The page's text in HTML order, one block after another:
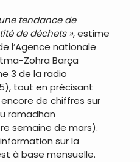
tendance de
de déchets », estime
l’Agence nationale
Zohra Barça
3 de la radio
tout en précisant
de chiffres sur
ramadhan
semaine de mars).
sur la
à base mensuelle.